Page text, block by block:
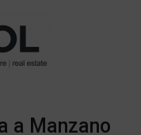
a Manzano